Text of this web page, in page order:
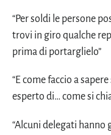
“Per soldi le persone
trovi in giro qualche
prima di portarglielo”
“E come faccio a
esperto di… come si
“Alcuni delegati hanno